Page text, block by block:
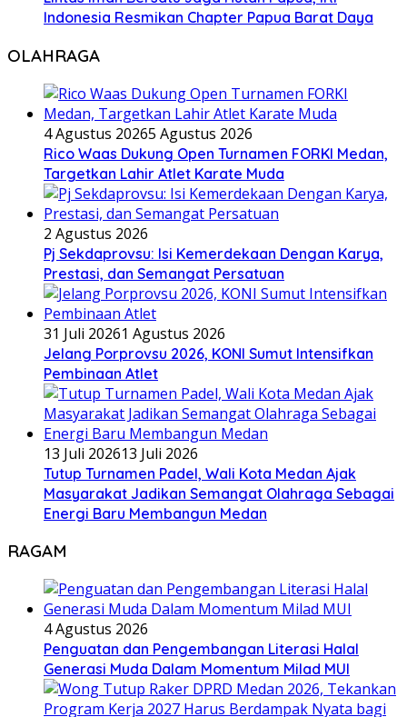
Indonesia Resmikan Chapter Papua Barat Daya
OLAHRAGA
4 Agustus 20265 Agustus 2026
Rico Waas Dukung Open Turnamen FORKI Medan,
Targetkan Lahir Atlet Karate Muda
2 Agustus 2026
Pj Sekdaprovsu: Isi Kemerdekaan Dengan Karya,
Prestasi, dan Semangat Persatuan
31 Juli 20261 Agustus 2026
Jelang Porprovsu 2026, KONI Sumut Intensifkan
Pembinaan Atlet
13 Juli 202613 Juli 2026
Tutup Turnamen Padel, Wali Kota Medan Ajak
Masyarakat Jadikan Semangat Olahraga Sebagai
Energi Baru Membangun Medan
RAGAM
4 Agustus 2026
Penguatan dan Pengembangan Literasi Halal
Generasi Muda Dalam Momentum Milad MUI